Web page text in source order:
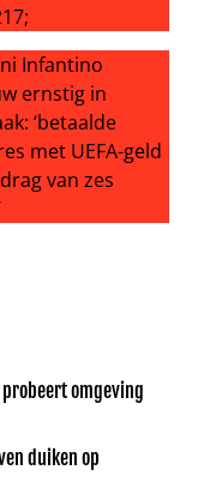
er is ook kritiek:
Roxeanne
omgeving
duiken op